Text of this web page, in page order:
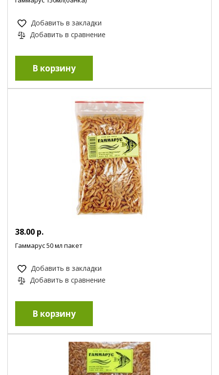
Добавить в закладки
Добавить в сравнение
38.00 р.
Гаммарус 50 мл пакет
Добавить в закладки
Добавить в сравнение